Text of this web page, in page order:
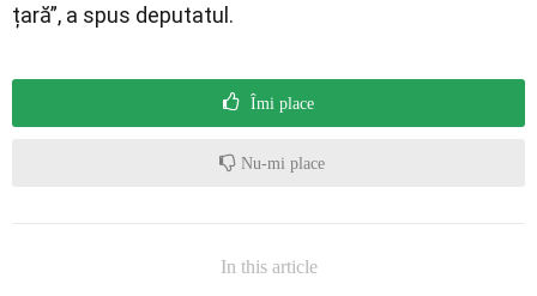
țară”, a spus deputatul.
Îmi place
Nu-mi place
In this article